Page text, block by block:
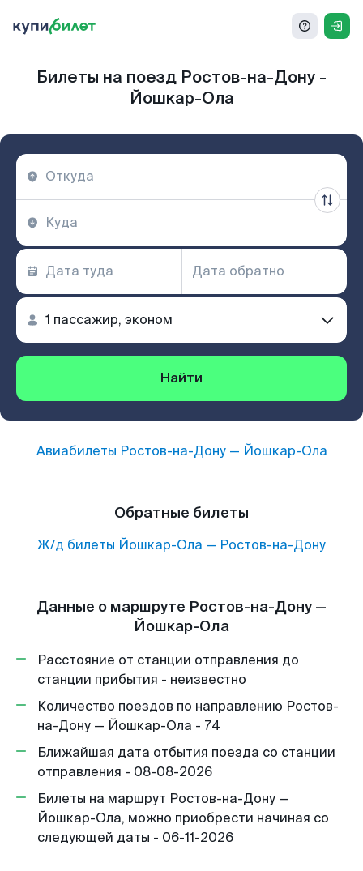
Билеты на поезд Ростов-на-Дону -
Йошкар-Ола
Найти
Авиабилеты Ростов-на-Дону— Йошкар-Ола
Обратные билеты
Ж/д билеты Йошкар-Ола — Ростов-на-Дону
Данные о маршруте Ростов-на-Дону —
Йошкар-Ола
Расстояние от станции отправления до
станции прибытия - неизвестно
Количество поездов по направлению Ростов-
на-Дону — Йошкар-Ола - 74
Ближайшая дата отбытия поезда со станции
отправления - 08-08-2026
Билеты на маршрут Ростов-на-Дону —
Йошкар-Ола, можно приобрести начиная со
следующей даты - 06-11-2026